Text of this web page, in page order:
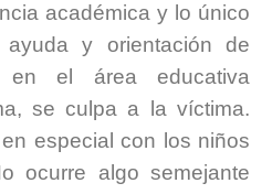
académica y lo único
y orientación de
en el área educativa
se culpa a la víctima.
especial con los niños
ocurre algo semejante